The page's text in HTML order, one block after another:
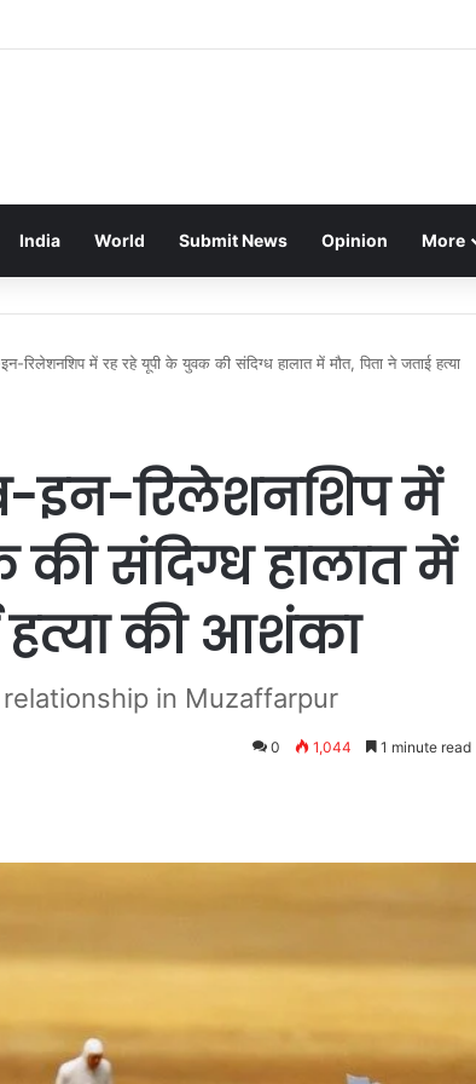
की चोरी: गहने और नकदी गायब, पुलिस जांच में जुटी
India World Submit News Opinion More
रिलेशनशिप में रह रहे यूपी के युवक की संदिग्ध हालात में मौत, पिता ने जताई हत्या
इन-रिलेशनशिप में
संदिग्ध हालात में
हत्या की आशंका
in Muzaffarpur
0 1,044 1 minute read